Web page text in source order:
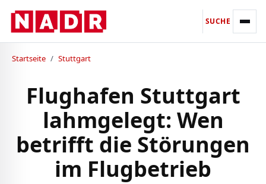
SUCHE
Startseite / Stuttgart
Flughafen Stuttgart
lahmgelegt: Wen
betrifft die Störungen
im Flugbetrieb